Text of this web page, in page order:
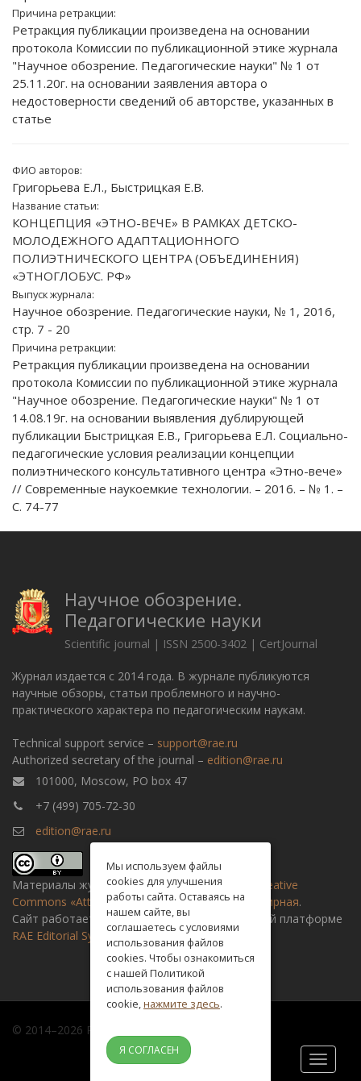
Причина ретракции:
Ретракция публикации произведена на основании
протокола Комиссии по публикационной этике журнала
"Научное обозрение. Педагогические науки" № 1 от
25.11.20г. на основании заявления автора о
недостоверности сведений об авторстве, указанных в
статье
ФИО авторов:
Григорьева Е.Л., Быстрицкая Е.В.
Название статьи:
КОНЦЕПЦИЯ «ЭТНО-ВЕЧЕ» В РАМКАХ ДЕТСКО-
МОЛОДЕЖНОГО АДАПТАЦИОННОГО
ПОЛИЭТНИЧЕСКОГО ЦЕНТРА (ОБЪЕДИНЕНИЯ)
«ЭТНОГЛОБУС. РФ»
Выпуск журнала:
Научное обозрение. Педагогические науки, № 1, 2016,
стр. 7 - 20
Причина ретракции:
Ретракция публикации произведена на основании
протокола Комиссии по публикационной этике журнала
"Научное обозрение. Педагогические науки" № 1 от
14.08.19г. на основании выявления дублирующей
публикации Быстрицкая Е.В., Григорьева Е.Л. Социально-
педагогические условия реализации концепции
полиэтнического консультативного центра «Этно-вече»
// Современные наукоемкие технологии. – 2016. – № 1. –
С. 74-77
Научное обозрение.
Педагогические науки
Scientific journal | ISSN 2500-3402 | CertJournal
Журнал издается с 2014 года. В журнале публикуются
научные обзоры, статьи проблемного и научно-
практического характера по педагогическим наукам.
Technical support service – support@rae.ru
Authorized secretary of the journal – edition@rae.ru
101000, Moscow, PO box 47
+7 (499) 705-72-30
edition@rae.ru
Материалы журнала доступны полицензии Creative
Commons «Attribution» («Атрибуция») 4.0 Всемирная.
Сайт работает на универсальной издательской платформе
RAE Editorial System
© 2014–2026 Russian academy of natural history
Toggle
Мы используем файлы
cookies для улучшения
работы сайта. Оставаясь на
нашем сайте, вы
соглашаетесь с условиями
использования файлов
cookies. Чтобы ознакомиться
с нашей Политикой
использования файлов
cookie,нажмите здесь.
Я СОГЛАСЕН